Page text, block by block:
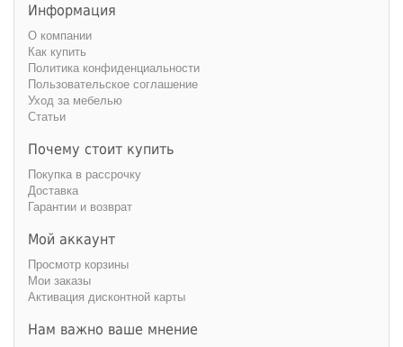
Информация
О компании
Как купить
Политика конфиденциальности
Пользовательское соглашение
Уход за мебелью
Статьи
Почему стоит купить
Покупка в рассрочку
Доставка
Гарантии и возврат
Мой аккаунт
Просмотр корзины
Мои заказы
Активация дисконтной карты
Нам важно ваше мнение